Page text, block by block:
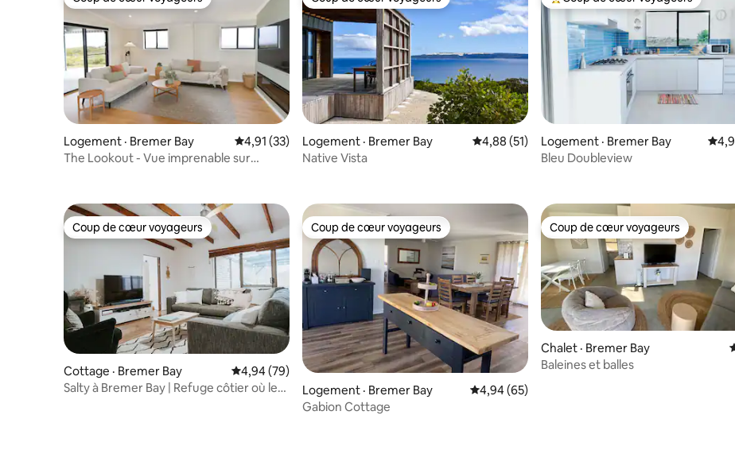
Coup de cœur voyageurs
Logement · Bremer Bay Note moyenne de 4,91 sur 5, 33 commentaires
4,91 (33)
The Lookout - Vue imprenable sur
Coup de cœur voyageurs
Logement · Bremer Bay Note moyenne de 4,88 sur 5, 51 commentaires
4,88 (51)
Native Vista
Coup de cœur voyageurs parmi les
Logement · Bremer Bay
Bleu Doubleview
Coup de cœur voyageurs
Coup de cœur voyageurs
Cottage · Bremer Bay Note moyenne de 4,94 sur 5, 79 commentaires
4,94 (79)
Salty à Bremer Bay | Refuge côtier où les
Coup de cœur voyageurs
Coup de cœur voyageurs
Logement · Bremer Bay Note moyenne de 4,94 sur 5, 65 commentaires
4,94 (65)
Gabion Cottage
Coup de cœur voyageurs
Coup de cœur voyageurs
Chalet · Bremer Bay
Baleines et balles